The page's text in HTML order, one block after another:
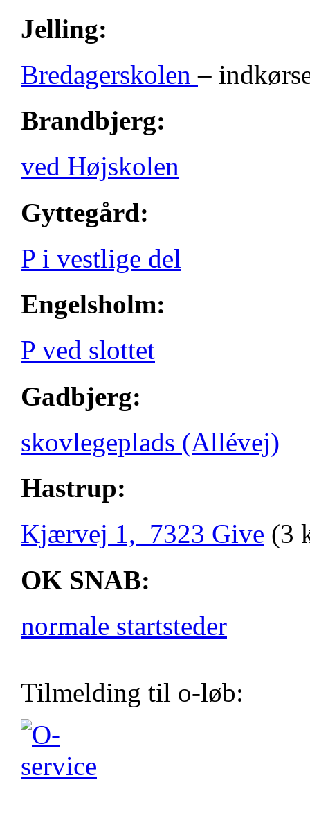
Jelling:
Bredagerskolen–
Brandbjerg:
ved Højskolen
Gyttegård:
P i vestlige del
Engelsholm:
P ved slottet
Gadbjerg:
skovlegeplads (Allévej)
Hastrup:
Kjærvej 1, 7323 Give (3
OK SNAB:
normale startsteder
Tilmelding til o-løb: